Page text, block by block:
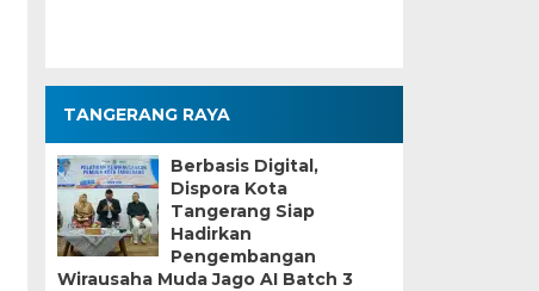
TANGERANG RAYA
Berbasis Digital,
Dispora Kota
Tangerang Siap
Hadirkan
Pengembangan
Wirausaha Muda Jago AI Batch 3